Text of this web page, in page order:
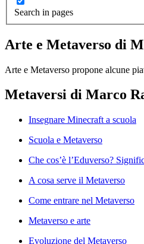
Search in pages
Arte e Metaverso di
Arte e Metaverso propone alcune
Metaversi di Marco
Insegnare Minecraft a scuola
Scuola e Metaverso
Che cos’è l’Eduverso?
A cosa serve il Metaverso
Come entrare nel Metaverso
Metaverso e arte
Evoluzione del Metaverso